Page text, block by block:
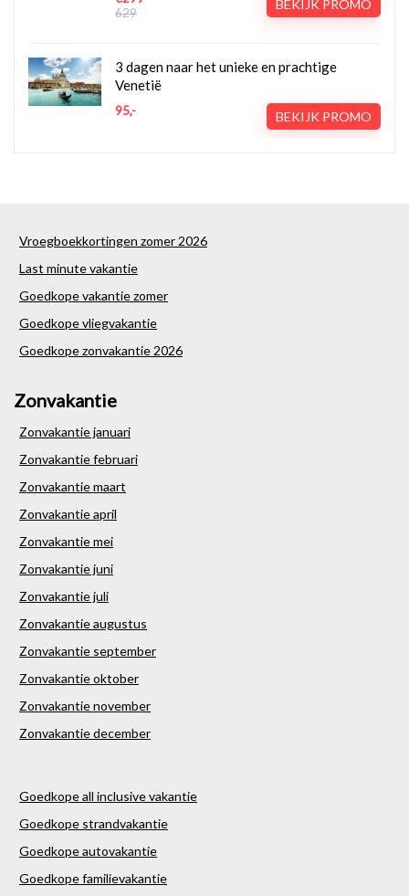
629
BEKIJK PROMO
3 dagen naar het unieke en prachtige
Venetië
95,- BEKIJK PROMO
Vroegboekkortingen zomer 2026
Last minute vakantie
Goedkope vakantie zomer
Goedkope vliegvakantie
Goedkope zonvakantie 2026
Zonvakantie
Zonvakantie januari
Zonvakantie februari
Zonvakantie maart
Zonvakantie april
Zonvakantie mei
Zonvakantie juni
Zonvakantie juli
Zonvakantie augustus
Zonvakantie september
Zonvakantie oktober
Zonvakantie november
Zonvakantie december
Goedkope all inclusive vakantie
Goedkope strandvakantie
Goedkope autovakantie
Goedkope familievakantie